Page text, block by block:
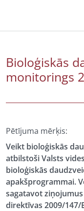
Bioloģiskās
monitorings
Pētījuma mērķis:
Veikt bioloģiskās
atbilstoši Valsts
bioloģiskās
apakšprogrammai.
sagatavot
direktīvas 2009/147/